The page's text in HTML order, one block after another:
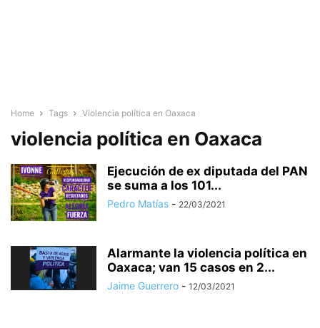
Home Tags Violencia política en Oaxaca
violencia política en Oaxaca
Ejecución de ex diputada del PAN
se suma a los 101...
Pedro Matías - 22/03/2021
Alarmante la violencia política en
Oaxaca; van 15 casos en 2...
Jaime Guerrero - 12/03/2021